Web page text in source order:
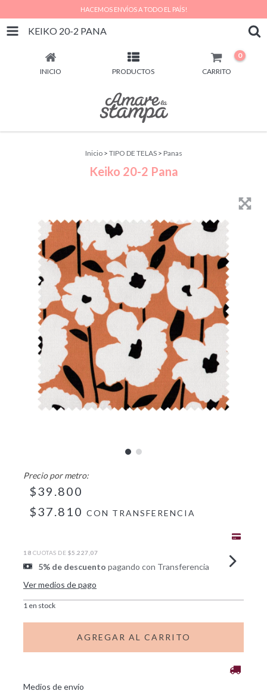
HACEMOS ENVÍOS A TODO EL PAÍS!
KEIKO 20-2 PANA
INICIO PRODUCTOS CARRITO
0
Inicio > TIPO DE TELAS > Panas
Keiko 20-2 Pana
$39.800
$37.810 CON TRANSFERENCIA
18 CUOTAS DE $5.227,07
5% de descuento pagando con Transferencia
Ver medios de pago
1 en stock
CAMBIAR CP
Medios de envío